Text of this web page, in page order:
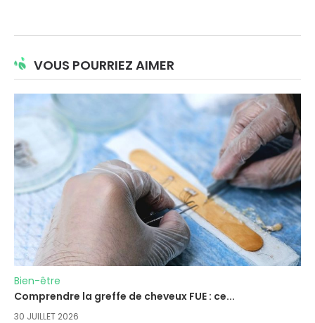
VOUS POURRIEZ AIMER
Bien-être
Comprendre la greffe de cheveux FUE : ce...
30 JUILLET 2026